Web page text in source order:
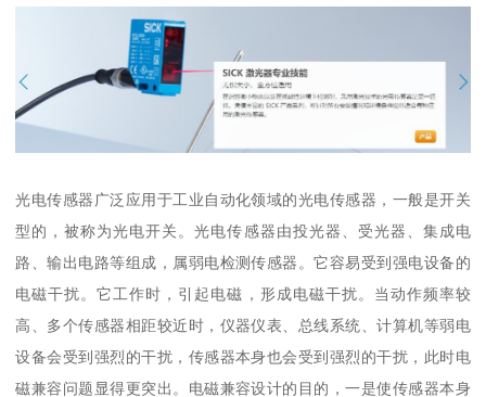
光电传感器广泛应用于工业自动化领域的光电传感器，一般是开关
型的，被称为光电开关。光电传感器由投光器、受光器、集成电
路、输出电路等组成，属弱电检测传感器。它容易受到强电设备的
电磁干扰。它工作时，引起电磁，形成电磁干扰。当动作频率较
高、多个传感器相距较近时，仪器仪表、总线系统、计算机等弱电
设备会受到强烈的干扰，传感器本身也会受到强烈的干扰，此时电
磁兼容问题显得更突出。电磁兼容设计的目的，一是使传感器本身